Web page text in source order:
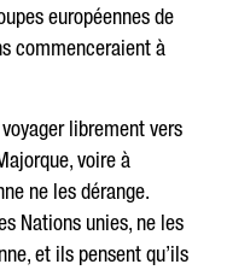
européennes de
commenceraient à
librement vers
voire à
ne les dérange.
Nations unies, ne les
et ils pensent qu’ils